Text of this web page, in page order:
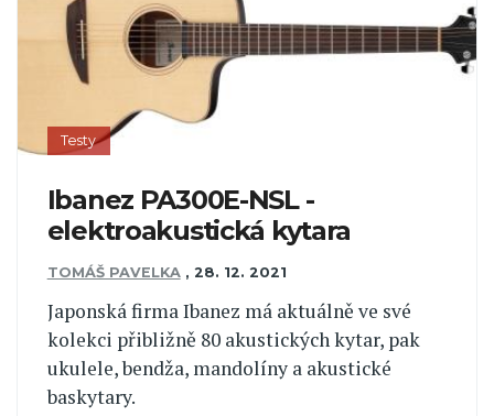
Testy
Ibanez PA300E-NSL -
elektroakustická kytara
TOMÁŠ PAVELKA , 28. 12. 2021
Japonská firma Ibanez má aktuálně ve své
kolekci přibližně 80 akustických kytar, pak
ukulele, bendža, mandolíny a akustické
baskytary.